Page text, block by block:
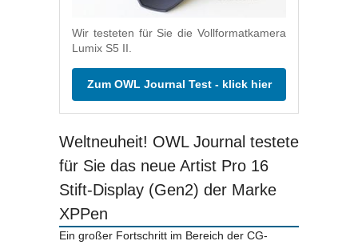
Wir testeten für Sie die Vollformatkamera
Lumix S5 II.
Zum OWL Journal Test - klick hier
Weltneuheit! OWL Journal testete
für Sie das neue Artist Pro 16
Stift-Display (Gen2) der Marke
XPPen
Ein großer Fortschritt im Bereich der CG-